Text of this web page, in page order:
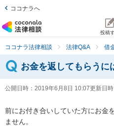
ココナラへ
投稿
ココナラ法律相談 法律Q&A 借
お金を返してもらうに
公開日時： 2019年6月8日 10:07更新日時
前にお付き合いしていた方にお金
ません。